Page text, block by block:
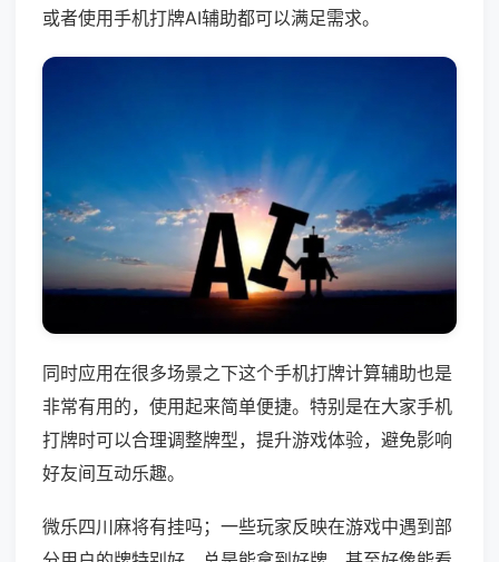
或者使用手机打牌AI辅助都可以满足需求。
同时应用在很多场景之下这个手机打牌计算辅助也是
非常有用的，使用起来简单便捷。特别是在大家手机
打牌时可以合理调整牌型，提升游戏体验，避免影响
好友间互动乐趣。
微乐四川麻将有挂吗；一些玩家反映在游戏中遇到部